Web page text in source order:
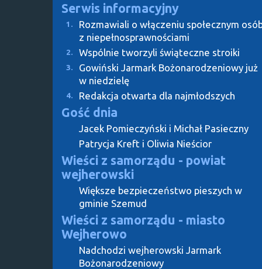
Serwis informacyjny
1.
Rozmawiali o włączeniu społecznym
z niepełnosprawnościami
2. Wspólnie tworzyli świąteczne stroiki
3.
Gowiński Jarmark Bożonarodzeniowy już
w niedzielę
4. Redakcja otwarta dla najmłodszych
Gość dnia
Jacek Pomieczyński i Michał Pasieczny
Patrycja Kreft i Oliwia Nieścior
Wieści z samorządu - powiat
wejherowski
Większe bezpieczeństwo pieszych w
gminie Szemud
Wieści z samorządu - miasto
Wejherowo
Nadchodzi wejherowski Jarmark
Bożonarodzeniowy